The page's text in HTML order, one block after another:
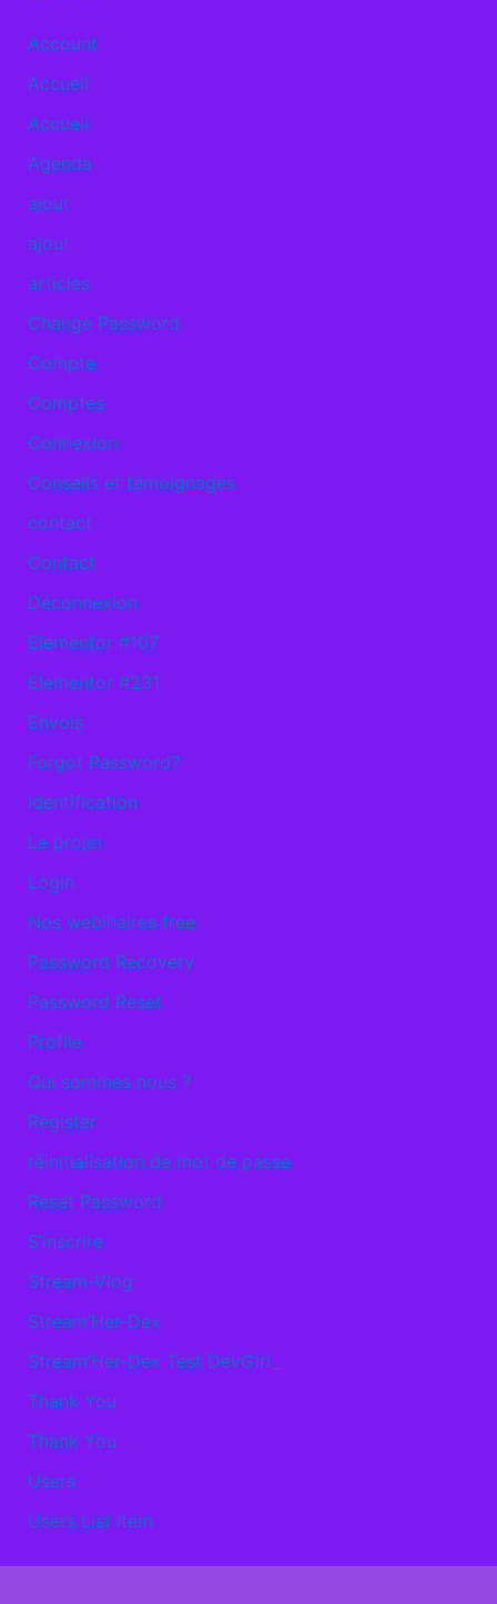
Account
Accueil
Accueil
Agenda
ajout
ajout
articles
Change Password
Compte
Comptes
Connexion
Conseils et témoignages
contact
Contact
Déconnexion
Elementor #107
Elementor #231
Envois
Forgot Password?
Identification
Le projet
Login
Nos webinaires free
Password Recovery
Password Reset
Profile
Qui sommes nous ?
Register
réinitialisation de mot de passe
Reset Password
S’inscrire
Stream-Vlog
Stream’Her-Dex
Stream’Her-Dex Test DevGirl_
Thank You
Thank You
Users
Users List Item